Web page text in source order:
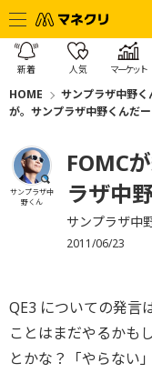
新着 人気 マーケット
HOME サンプラザ中野
が。サンプラザ中野くんだー
サンプラザ中
野くん
FOMC
ラザ中
サンプラザ中
2011/06/23
QE3 についての発言
ことはまだやるかも
とかな？「やらない